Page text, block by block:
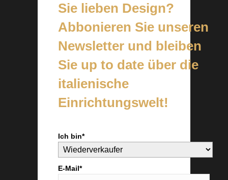
Sie lieben Design?
Abbonieren Sie unseren
Newsletter und bleiben
Sie up to date über die
italienische
Einrichtungswelt!
Ich bin*
E-Mail*